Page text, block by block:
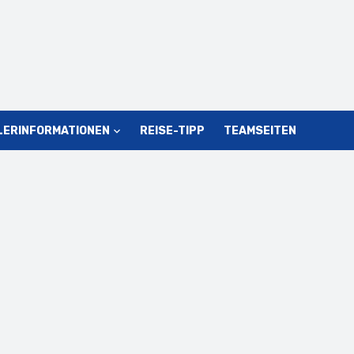
REISE-TIPP TEAMSEITEN